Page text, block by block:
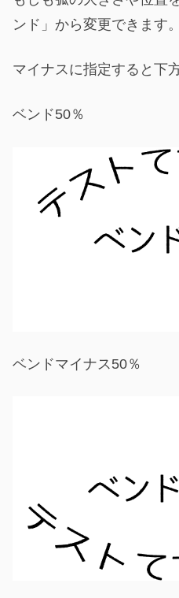
ンド」から変更できます。
マイナスに指定すると下
ベンド50％
ベンドマイナス50％